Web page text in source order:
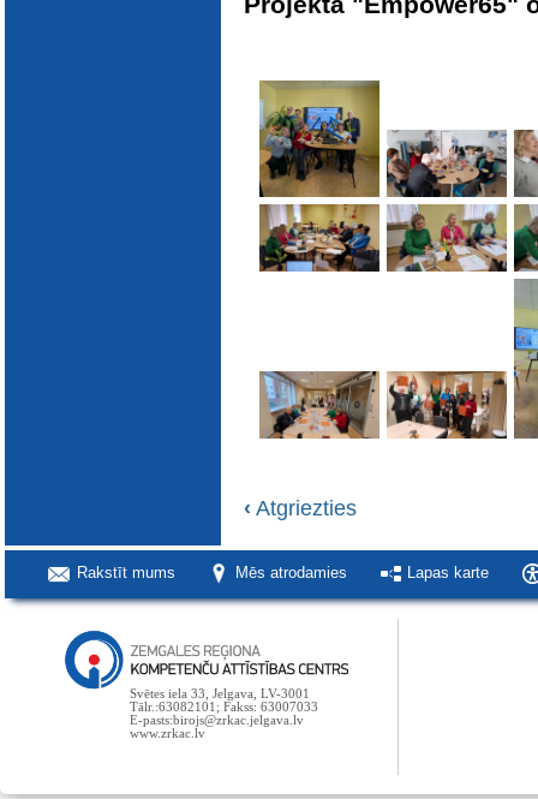
‹ Atgriezties
Rakstīt mums Mēs atrodamies Lapas karte
Svētes iela 33, Jelgava, LV-3001
Tālr.:63082101; Fakss: 63007033
E-pasts:birojs@zrkac.jelgava.lv
www.zrkac.lv